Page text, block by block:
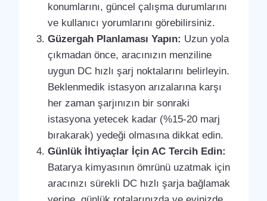
konumlarını, güncel çalışma durumlarını
ve kullanıcı yorumlarını görebilirsiniz.
Güzergah Planlaması Yapın: Uzun yola
çıkmadan önce, aracınızın menziline
uygun DC hızlı şarj noktalarını belirleyin.
Beklenmedik istasyon arızalarına karşı
her zaman şarjınızın bir sonraki
istasyona yetecek kadar (%15-20 marj
bırakarak) yedeği olmasına dikkat edin.
Günlük İhtiyaçlar İçin AC Tercih Edin:
Batarya kimyasının ömrünü uzatmak için
aracınızı sürekli DC hızlı şarja bağlamak